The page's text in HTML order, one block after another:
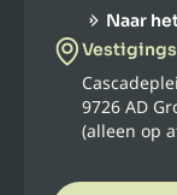
Naar
9726 AD
(alleen op